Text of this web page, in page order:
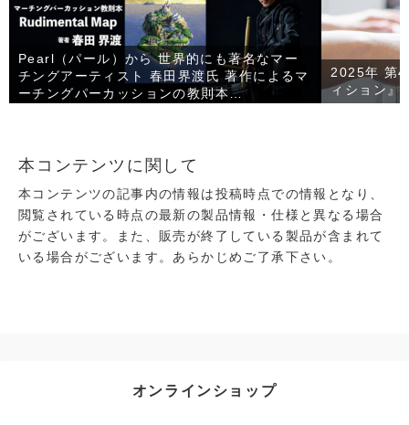
Pearl（パール）から 世界的にも著名なマー
チングアーティスト 春田界渡氏 著作によるマ
ーチングパーカッションの教則本
2025年 第
ィション』
本コンテンツに関して
本コンテンツの記事内の情報は投稿時点での情報となり、
閲覧されている時点の最新の製品情報・仕様と異なる場合
がございます。また、販売が終了している製品が含まれて
いる場合がございます。あらかじめご了承下さい。
オンラインショップ